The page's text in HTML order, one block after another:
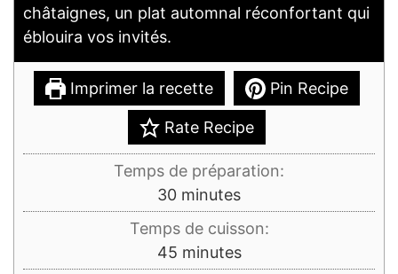
châtaignes, un plat automnal réconfortant qui
éblouira vos invités.
Imprimer la recette Pin Recipe
Rate Recipe
Temps de préparation:
30minutes
minutes
Temps de cuisson:
45minutes
minutes